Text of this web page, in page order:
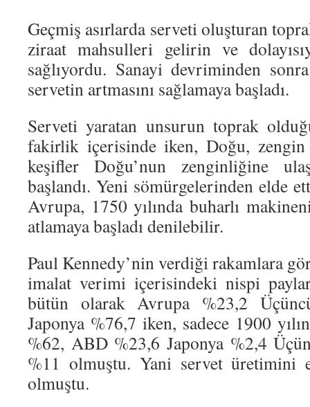
Geçmiş asırlarda serveti oluşturan
ziraat mahsulleri gelirin ve
sağlıyordu. Sanayi devriminden
servetin artmasını sağlamaya başladı.
Serveti yaratan unsurun toprak
fakirlik içerisinde iken, Doğu, zengin
keşifler Doğu’nun zenginliğine
başlandı. Yeni sömürgelerinden elde
Avrupa, 1750 yılında buharlı
atlamaya başladı denilebilir.
Paul Kennedy’nin verdiği rakamlara
imalat verimi içerisindeki nispi
bütün olarak Avrupa %23,2
Japonya %76,7 iken, sadece 1900
%62, ABD %23,6 Japonya %2,4
%11 olmuştu. Yani servet üretimini
olmuştu.